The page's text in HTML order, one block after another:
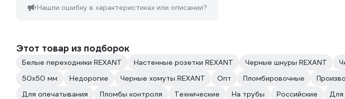
Нашли ошибку в характеристиках или описании?
Этот товар из подборок
Белые переходники REXANT Настенные розетки REXANT Черные шнуры REXANT
50х50 мм
Недорогие Черные хомуты REXANT Опт Пломбировочные
Для опечатывания
Пломбы контроля Технические На трубы Российские Для